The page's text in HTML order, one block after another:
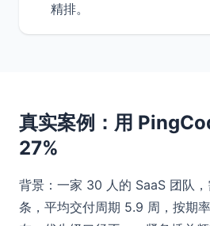
精排。
真实案例：用
27%
背景：一家 30 人的 SaaS 团队
条，平均交付周期 5.9 周，按期